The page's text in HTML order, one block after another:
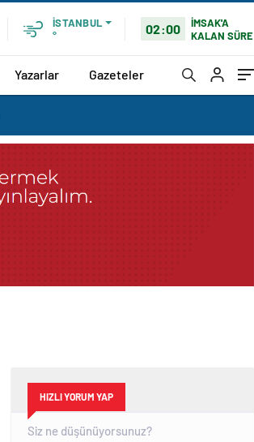
İSTANBUL
°
02:00
İMSAK'A
KALAN SÜRE
Yazarlar Gazeteler
HIZLI YORUM YAP